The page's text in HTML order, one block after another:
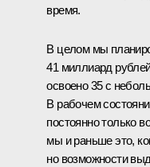
время.
В целом мы
41 миллиард
освоено 35 с
В рабочем
постоянно только
мы и раньше это,
но возможности